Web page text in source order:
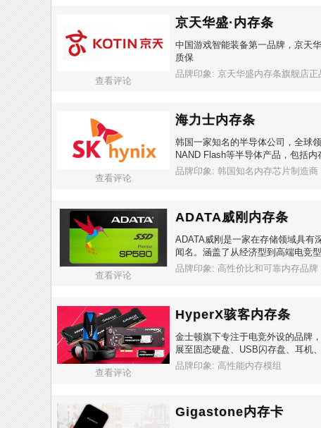
查看评论
京天华盛·内存条
中国游戏智能装备第一品牌，京天
质保
品牌印象: 京天华盛内存条旗舰店正
查看评论
海力士内存条
韩国一家知名的半导体公司，全球
NAND Flash等半导体产品，包括内
品牌印象: 韩国知名内存芯片制造商
查看评论
ADATA威刚内存条
ADATA威刚是一家在存储领域具有
闻名。涵盖了从经济型到高端电竞
品牌印象: 高性价比和可靠内存品牌
查看评论
HyperX骇客内存条
金士顿旗下专注于电竞外设的品牌
展至固态硬盘、USB闪存盘、耳机
品牌印象: 高性能内存模组
Gigastone内存卡